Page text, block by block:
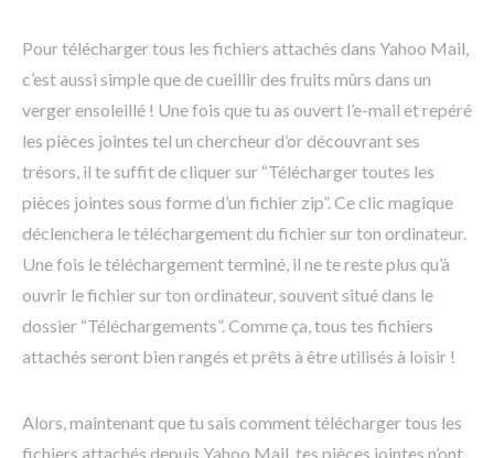
Pour télécharger tous les fichiers attachés dans Yahoo Mail,
c’est aussi simple que de cueillir des fruits mûrs dans un
verger ensoleillé ! Une fois que tu as ouvert l’e-mail et repéré
les pièces jointes tel un chercheur d’or découvrant ses
trésors, il te suffit de cliquer sur “Télécharger toutes les
pièces jointes sous forme d’un fichier zip”. Ce clic magique
déclenchera le téléchargement du fichier sur ton ordinateur.
Une fois le téléchargement terminé, il ne te reste plus qu’à
ouvrir le fichier sur ton ordinateur, souvent situé dans le
dossier “Téléchargements”. Comme ça, tous tes fichiers
attachés seront bien rangés et prêts à être utilisés à loisir !
Alors, maintenant que tu sais comment télécharger tous les
fichiers attachés depuis Yahoo Mail, tes pièces jointes n’ont